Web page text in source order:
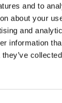
and to
about your
and
information
C